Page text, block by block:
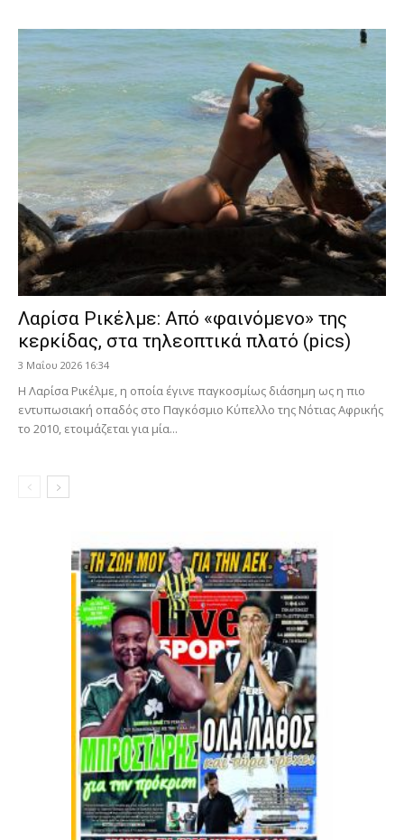
Λαρίσα Ρικέλμε: Από «φαινόμενο» της
κερκίδας, στα τηλεοπτικά πλατό (pics)
3 Μαΐου 2026 16:34
Η Λαρίσα Ρικέλμε, η οποία έγινε παγκοσμίως διάσημη ως η πιο
εντυπωσιακή οπαδός στο Παγκόσμιο Κύπελλο της Νότιας Αφρικής
το 2010, ετοιμάζεται για μία...